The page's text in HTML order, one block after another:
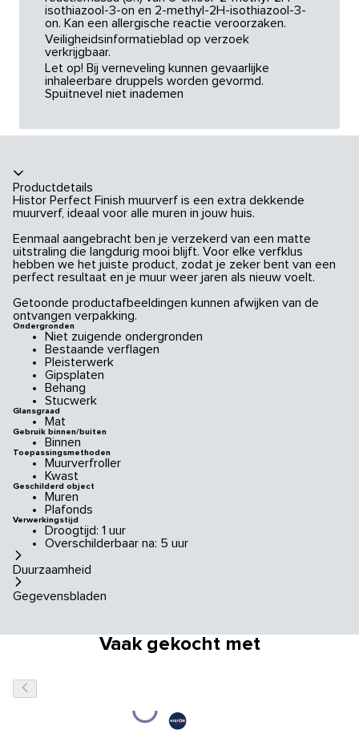
isothiazool-3-on en 2-methyl-2H-isothiazool-3-
on. Kan een allergische reactie veroorzaken.
Veiligheidsinformatieblad op verzoek
verkrijgbaar.
Let op! Bij verneveling kunnen gevaarlijke
inhaleerbare druppels worden gevormd.
Spuitnevel niet inademen
Productdetails
Histor Perfect Finish muurverf is een extra dekkende
muurverf, ideaal voor alle muren in jouw huis.
Eenmaal aangebracht ben je verzekerd van een matte
uitstraling die langdurig mooi blijft. Voor elke verfklus
hebben we het juiste product, zodat je zeker bent van een
perfect resultaat en je muur weer jaren als nieuw voelt.
Getoonde productafbeeldingen kunnen afwijken van de
ontvangen verpakking.
Ondergronden
Niet zuigende ondergronden
Bestaande verflagen
Pleisterwerk
Gipsplaten
Behang
Stucwerk
Glansgraad
Mat
Gebruik binnen/buiten
Binnen
Toepassingsmethoden
Muurverfroller
Kwast
Geschilderd object
Muren
Plafonds
Verwerkingstijd
Droogtijd: 1 uur
Overschilderbaar na: 5 uur
Duurzaamheid
Gegevensbladen
Vaak gekocht met